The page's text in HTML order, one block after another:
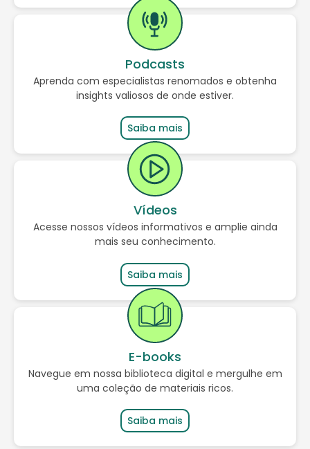
Podcasts
Aprenda com especialistas renomados e obtenha
insights valiosos de onde estiver.
Saiba mais
Vídeos
Acesse nossos vídeos informativos e amplie ainda
mais seu conhecimento.
Saiba mais
E-books
Navegue em nossa biblioteca digital e mergulhe em
uma coleção de materiais ricos.
Saiba mais